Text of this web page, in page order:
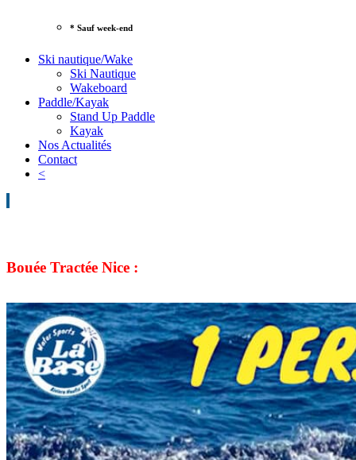
* Sauf week-end
Ski nautique/Wake
Ski Nautique
Wakeboard
Paddle/Kayak
Stand Up Paddle
Kayak
Nos Actualités
Contact
<
Bouée Tractée Nice :